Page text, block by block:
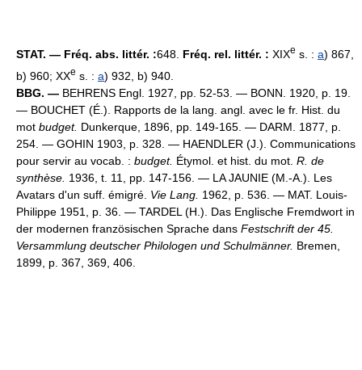
STAT. — Fréq. abs. littér. :648. Fréq. rel. littér. : XIXe s. : a) 867,
b) 960; XXe s. : a) 932, b) 940.
BBG. — BEHRENS Engl. 1927, pp. 52-53. — BONN. 1920, p. 19.
— BOUCHET (É.). Rapports de la lang. angl. avec le fr. Hist. du
mot budget. Dunkerque, 1896, pp. 149-165. — DARM. 1877, p.
254. — GOHIN 1903, p. 328. — HAENDLER (J.). Communications
pour servir au vocab. : budget. Étymol. et hist. du mot. R. de
synthèse. 1936, t. 11, pp. 147-156. — LA JAUNIE (M.-A.). Les
Avatars d'un suff. émigré. Vie Lang. 1962, p. 536. — MAT. Louis-
Philippe 1951, p. 36. — TARDEL (H.). Das Englische Fremdwort in
der modernen französischen Sprache dans Festschrift der 45.
Versammlung deutscher Philologen und Schulmänner. Bremen,
1899, p. 367, 369, 406.